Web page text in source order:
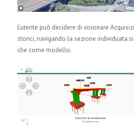
L’utente può decidere di visionare
storici, navigando la sezione individuata
che come modello.